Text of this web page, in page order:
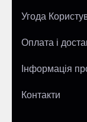
Угода
Оплата і
Інформація
Контакти